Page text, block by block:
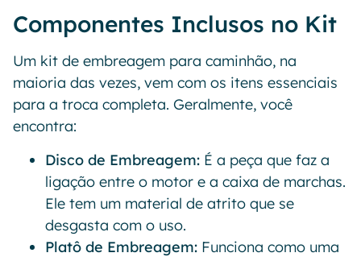
Componentes Inclusos no Kit
Um kit de embreagem para caminhão, na
maioria das vezes, vem com os itens essenciais
para a troca completa. Geralmente, você
encontra:
Disco de Embreagem: É a peça que faz a
ligação entre o motor e a caixa de marchas.
Ele tem um material de atrito que se
desgasta com o uso.
Platô de Embreagem: Funciona como uma